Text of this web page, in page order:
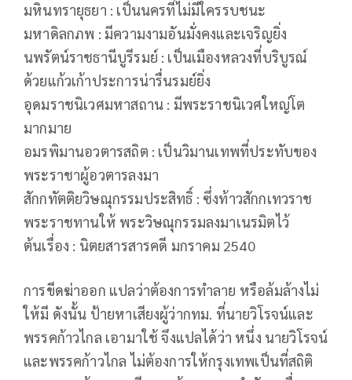
มหินทรายุธยา : เป็นนครที่ไม่มีใครรบชนะ
มหาดิลกภพ : มีความงามอันมั่งคงและเจริญยิ่ง
นพรัตน์ราชธานีบูรีรมย์ : เป็นเมืองหลวงที่บริบูรณ์
ด้วยแก้วเก้าประการน่ารื่นรมย์ยิ่ง
อุดมราชนิเวศมหาสถาน : มีพระราชนิเวศใหญ่โต
มากมาย
อมรพิมานอวตารสถิต : เป็นวิมานเทพที่ประทับของ
พระราชาผู้อวตารลงมา
สักกทัตติยวิษณุกรรมประสิทธิ์ : ซึ่งท้าวสักกเทวราช
พระราชทานให้ พระวิษณุกรรมลงมาเนรมิตไว้
ต้นเรื่อง : นิตยสารสารคดี มกราคม 2540
การขีดฆ่าออก แปลว่าต้องการทำลาย หรือล้มล้างไม่
ให้มี ดังนั้น ป้ายหาเสียงผู้ว่ากทม. ที่นายวิโรจน์และ
พรรคก้าวไกล เอามาใช้ จึงแปลได้ว่า หนึ่ง นายวิโรจน์
และพรรคก้าวไกล ไม่ต้องการให้กรุงเทพเป็นที่สถิติ